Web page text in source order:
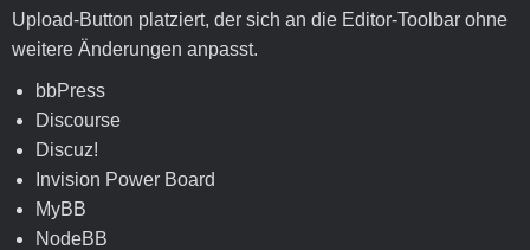
Upload-Button platziert, der sich an die Editor-Toolbar ohne
weitere Änderungen anpasst.
bbPress
Discourse
Discuz!
Invision Power Board
MyBB
NodeBB